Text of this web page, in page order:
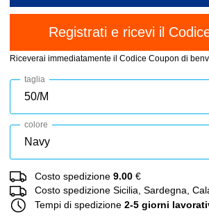
Riceverai immediatamente il Codice Coupon di
taglia
colore
Costo spedizione 9.00 €
Costo spedizione Sicilia, Sardegna,
Tempi di spedizione 2-5 giorni